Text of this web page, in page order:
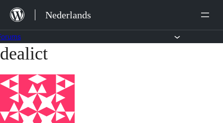
naar
de
inhoud
Nederlands
Ga
de
inhoud
dealict